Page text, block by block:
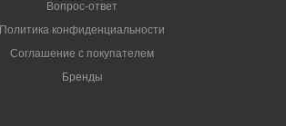
Вопрос-ответ
Политика конфиденциальности
Соглашение с покупателем
Бренды